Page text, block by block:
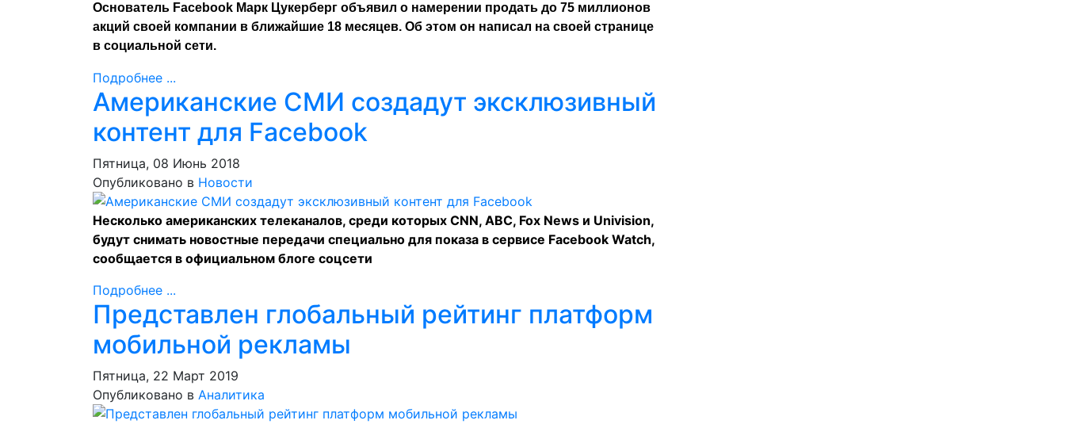
Основатель Facebook Марк Цукерберг объявил о намерении продать до 75 миллионов
акций своей компании в ближайшие 18 месяцев. Об этом он написал на своей странице
в социальной сети.
Подробнее ...
Американские СМИ создадут эксклюзивный
контент для Facebook
Пятница, 08 Июнь 2018
Опубликовано в Новости
Несколько американских телеканалов, среди которых CNN, ABC, Fox News и Univision,
будут снимать новостные передачи специально для показа в сервисе Facebook Watch,
сообщается в официальном блоге соцсети
Подробнее ...
Представлен глобальный рейтинг платформ
мобильной рекламы
Пятница, 22 Март 2019
Опубликовано в Аналитика